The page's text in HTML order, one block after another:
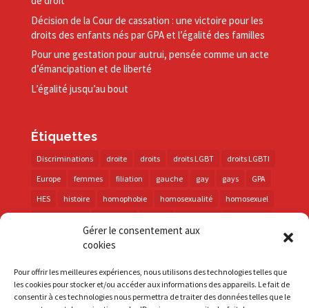
Gérer le consentement aux
cookies
Pour offrir les meilleures expériences, nous utilisons des technologies telles que
les cookies pour stocker et/ou accéder aux informations des appareils. Le fait de
consentir à ces technologies nous permettra de traiter des données telles que le
Décision de la Cour de cassation : une victoire pour les
droits des enfants nés par GPA et l’égalité des familles
Pour une gestation pour autrui, pensée comme un acte
d’émancipation et de liberté
L’égalité jusqu’au bout
Étiquettes
Discriminations droite droits droits LGBT
droits LGBTI
Europe
femmes filiation gauche gay gays
GPA
HES
histoire homophobie homosexualité
homosexuel
personnes trans
PMA police propositions
prévention
santé
sida trans transphobie UE Union européenne